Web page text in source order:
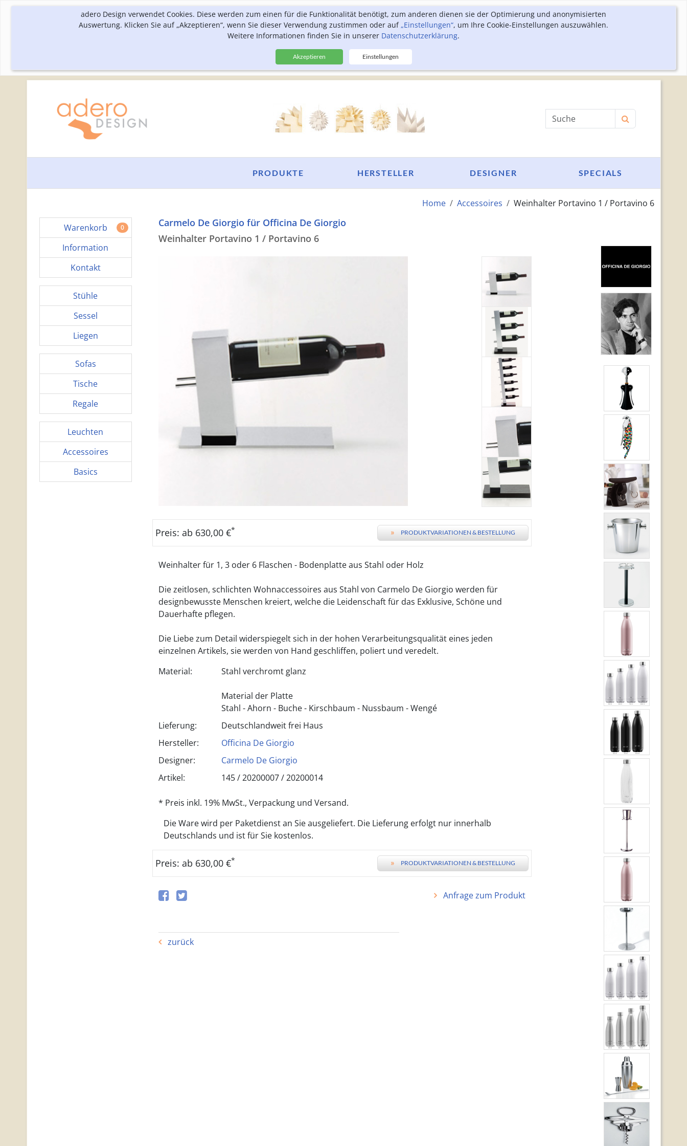
adero Design verwendet Cookies. Diese werden zum einen für die Funktionalität benötigt, zum anderen dienen sie der Optimierung und anonymisierten
Auswertung. Klicken Sie auf „Akzeptieren“, wenn Sie dieser Verwendung zustimmen oder auf„Einstellungen“, um Ihre Cookie-Einstellungen auszuwählen.
Weitere Informationen finden Sie in unserer Datenschutzerklärung.
Akzeptieren Einstellungen
Produktsuche
SPECIALS
DESIGNER
HERSTELLER
PRODUKTE
Home Accessoires Weinhalter Portavino 1 / Portavino 6
Warenkorb 0
Information
Kontakt
Stühle
Sessel
Liegen
Sofas
Tische
Regale
Leuchten
Accessoires
Basics
Carmelo De Giorgio für Officina De Giorgio
Weinhalter Portavino 1 / Portavino 6
Preis: ab 630,00 €* » PRODUKTVARIATIONEN & BESTELLUNG
Weinhalter für 1, 3 oder 6 Flaschen - Bodenplatte aus Stahl oder Holz
Die zeitlosen, schlichten Wohnaccessoires aus Stahl von Carmelo De Giorgio werden für
designbewusste Menschen kreiert, welche die Leidenschaft für das Exklusive, Schöne und
Dauerhafte pflegen.
Die Liebe zum Detail widerspiegelt sich in der hohen Verarbeitungsqualität eines jeden
einzelnen Artikels, sie werden von Hand geschliffen, poliert und veredelt.
Material:
Stahl verchromt glanz
Material der Platte
Stahl - Ahorn - Buche - Kirschbaum - Nussbaum - Wengé
Lieferung:
Deutschlandweit frei Haus
Hersteller:
Officina De Giorgio
Designer:
Carmelo De Giorgio
Artikel:
145 /20200007 / 20200014
* Preis inkl. 19% MwSt., Verpackung und Versand.
Die Ware wird per Paketdienst an Sie ausgeliefert. Die Lieferung erfolgt nur innerhalb
Deutschlands und ist für Sie kostenlos.
Preis: ab 630,00 €* » PRODUKTVARIATIONEN & BESTELLUNG
Anfrage zum Produkt
zurück